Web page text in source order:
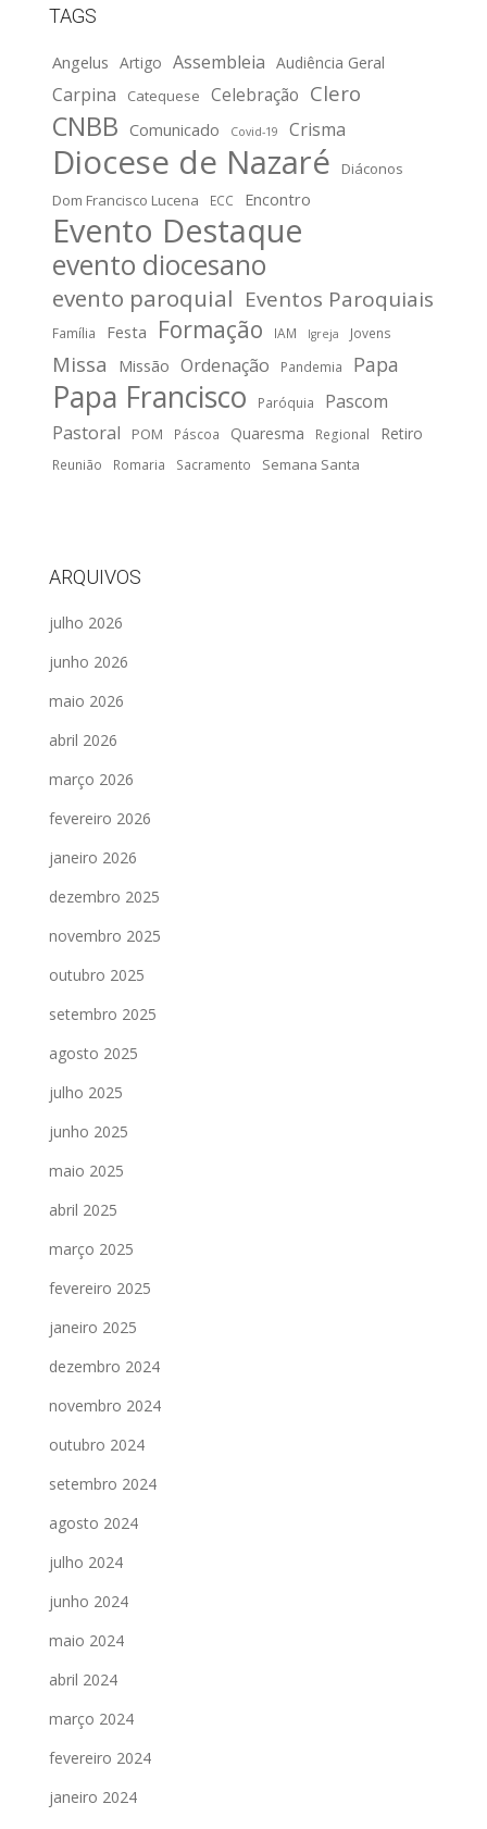
TAGS
Angelus Artigo Assembleia Audiência Geral
Carpina Catequese Celebração Clero
CNBB Comunicado Covid-19 Crisma
Diocese de Nazaré
Diáconos
Dom Francisco Lucena
ECC Encontro
Evento Destaque
evento diocesano
evento paroquial Eventos Paroquiais
Família Festa Formação IAM Igreja Jovens
Missa Missão Ordenação Pandemia Papa
Papa Francisco Paróquia
Pascom
Pastoral
POM Páscoa Quaresma Regional Retiro
Reunião Romaria Sacramento Semana Santa
ARQUIVOS
julho 2026
junho 2026
maio 2026
abril 2026
março 2026
fevereiro 2026
janeiro 2026
dezembro 2025
novembro 2025
outubro 2025
setembro 2025
agosto 2025
julho 2025
junho 2025
maio 2025
abril 2025
março 2025
fevereiro 2025
janeiro 2025
dezembro 2024
novembro 2024
outubro 2024
setembro 2024
agosto 2024
julho 2024
junho 2024
maio 2024
abril 2024
março 2024
fevereiro 2024
janeiro 2024